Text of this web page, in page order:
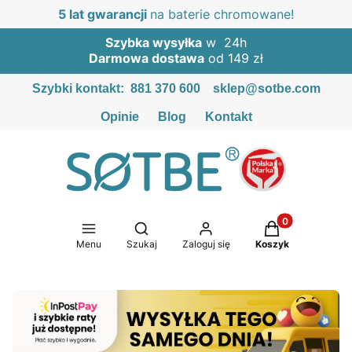
5 lat gwarancji na baterie chromowane!
Szybka wysyłka w 24h
Darmowa dostawa od 149 zł
Szybki kontakt: 881 370 600 sklep@sotbe.com
Opinie Blog Kontakt
Menu
Otwórz wyszukiwarkę
Szukaj Zaloguj się
Produkty w
Koszyk